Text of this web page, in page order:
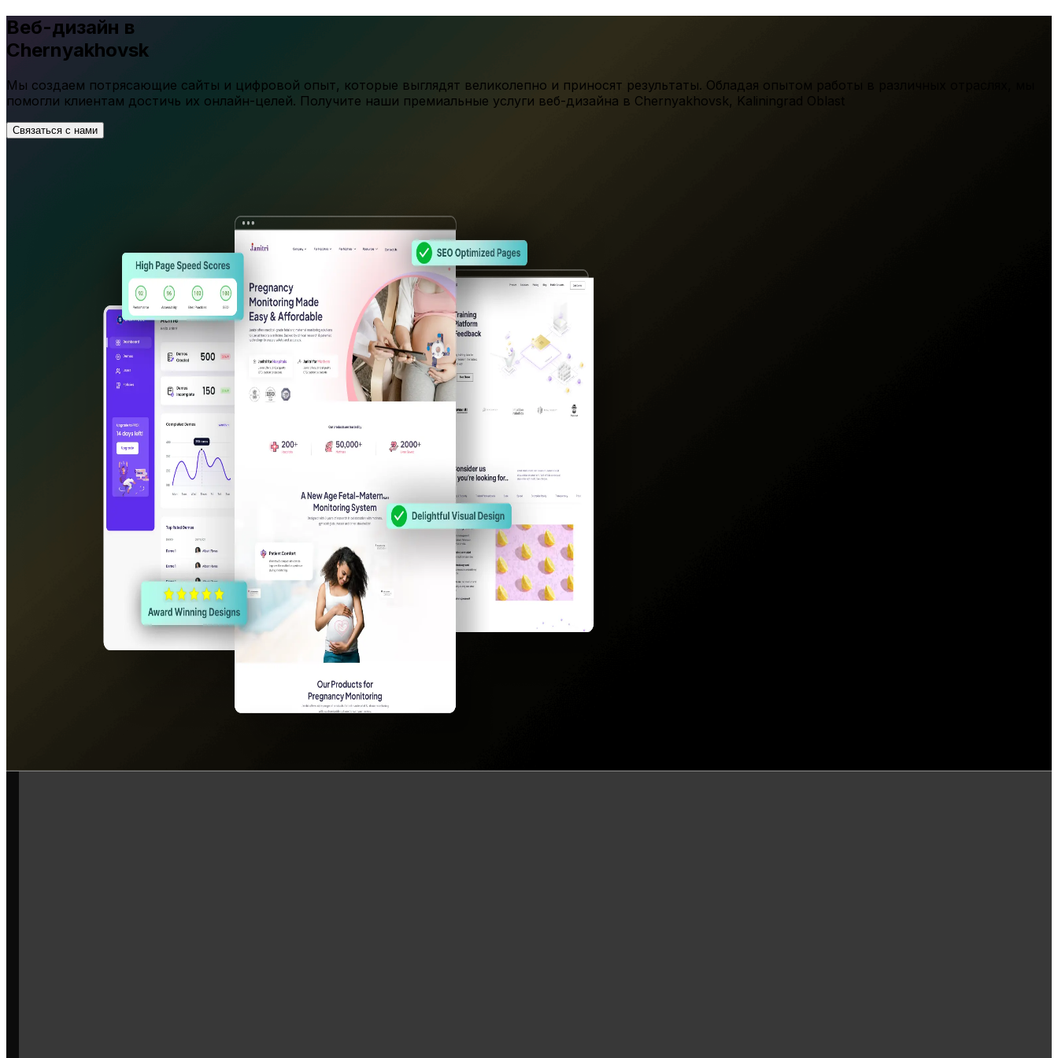
Веб-дизайн в
Chernyakhovsk
Мы создаем потрясающие сайты и цифровой опыт, которые выглядят великолепно и приносят результаты. Обладая опытом работы в различных отраслях, мы
помогли клиентам достичь их онлайн-целей. Получите наши премиальные услуги веб-дизайна в Chernyakhovsk, Kaliningrad Oblast
Связаться с нами